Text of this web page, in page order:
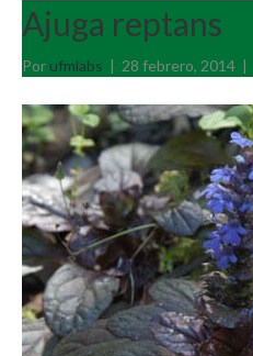
Ajuga reptans
Por ufmlabs | 28 febrero, 2014 |